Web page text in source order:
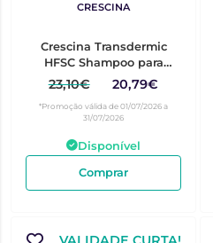
CRESCINA
Crescina Transdermic
HFSC Shampoo para
Mulher 200ml
23,10€ 20,79€
*Promoção válida de 01/07/2026 a
31/07/2026
Disponível
Comprar